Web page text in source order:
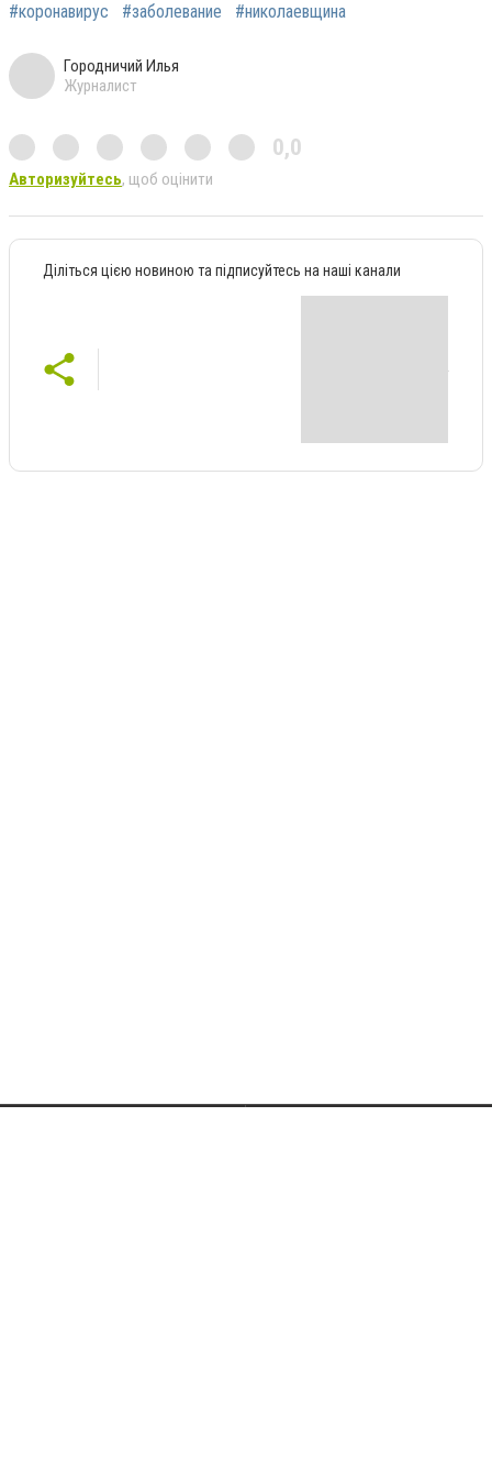
#коронавирус #заболевание #николаевщина
Городничий Илья
Журналист
0,0
Авторизуйтесь, щоб оцінити
Діліться цією новиною та підписуйтесь на наші канали